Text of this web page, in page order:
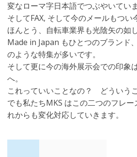
変なローマ字日本語でつぶやいてい
そしてFAX, そして今のメールもつい
ほんとう、自転車業界も光陰矢の如し
Made in Japan もひとつのブランド
のような特集が多いです。
そして更に今の海外展示会での印象
へ。
これっていいことなの？ どういう
でも私たちMKS はこの二つのフレー
れからも変化対応していきます。